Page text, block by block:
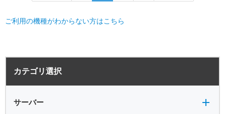
カテゴリ選択
サーバー
VPN
バックアップ
電源
サーバー全般
ご利用の機種がわからない方はこちら